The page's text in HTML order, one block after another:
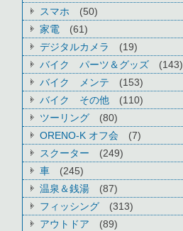
スマホ
(50)
家電
(61)
デジタルカメラ
(19)
バイク パーツ＆グッズ
(143)
バイク メンテ
(153)
バイク その他
(110)
ツーリング
(80)
ORENO-K オフ会
(7)
スクーター
(249)
車
(245)
温泉＆銭湯
(87)
フィッシング
(313)
アウトドア
(89)